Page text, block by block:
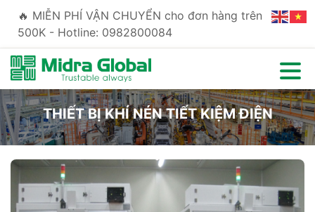
🔥 MIỄN PHÍ VẬN CHUYỂN cho đơn hàng trên
500K - Hotline: 0982800084
THIẾT BỊ KHÍ NÉN TIẾT KIỆM ĐIỆN